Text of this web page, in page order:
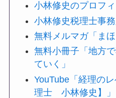
小林修史のプロフ
小林修史税理士事
無料メルマガ「ま
無料小冊子「地方
ていく」
YouTube「経理の
理士 小林修史】」